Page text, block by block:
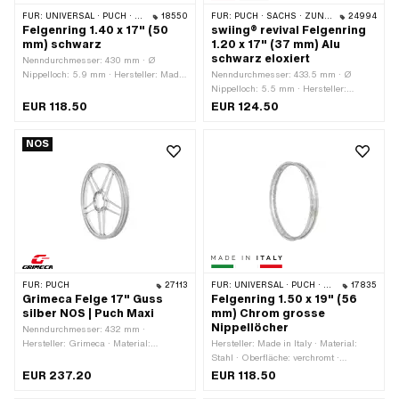
FÜR: UNIVERSAL · PUCH · SACHS · ZÜNDAPP BELMONDO 18550
Felgenring 1.40 x 17" (50
mm) schwarz
Nenndurchmesser: 430 mm · Ø
Nippelloch: 5.9 mm · Hersteller: Made
Oberfläche: pulverbeschichtet · Farbe:
[mm]: 34 mm · Radgrösse: 17 " ·
Anzahl Speichenlöcher: 36 Stk.
EUR 118.50
FÜR: PUCH · SACHS · ZÜNDAPP BELMONDO · DKW · HERCULES 24994
swiing® revival Felgenring
1.20 x 17" (37 mm) Alu
schwarz eloxiert
Nenndurchmesser: 433.5 mm · Ø
Nippelloch: 5.5 mm · Hersteller:
swiing® revival parts · Material:
Maulweite [mm]: 27.6 mm ·
Radgrösse: 17 " · Gesamtbreite
aussen: 36.8 mm · Anzahl
Speichenlöcher: 36 Stk.
EUR 124.50
NOS
FÜR: PUCH 27113
Grimeca Felge 17" Guss
silber NOS | Puch Maxi
Nenndurchmesser: 432 mm ·
Hersteller: Grimeca · Material:
Farbe: silber · Felgenbetttiefe: 6 mm ·
EUR 237.20
FÜR: UNIVERSAL · PUCH · SACHS 17835
Felgenring 1.50 x 19" (56
mm) Chrom grosse
Nippellöcher
Hersteller: Made in Italy · Material:
Stahl · Oberfläche: verchromt ·
Radgrösse: 19 " · Felgenbetttiefe: 8.2
EUR 118.50